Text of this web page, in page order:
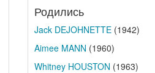
Родились
Jack DEJOHNETTE(1942)
Aimee MANN (1960)
Whitney HOUSTON (1963)